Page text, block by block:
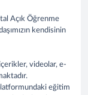
Açık Öğrenme
kendisinin
videolar, e-
eğitim